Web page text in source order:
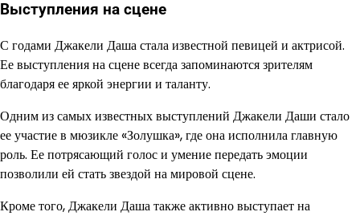
Выступления на сцене
С годами Джакели Даша стала известной певицей и актрисой.
Ее выступления на сцене всегда запоминаются зрителям
благодаря ее яркой энергии и таланту.
Одним из самых известных выступлений Джакели Даши стало
ее участие в мюзикле «Золушка», где она исполнила главную
роль. Ее потрясающий голос и умение передать эмоции
позволили ей стать звездой на мировой сцене.
Кроме того, Джакели Даша также активно выступает на